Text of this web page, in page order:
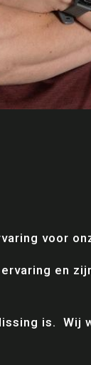
voor
en
is. Wij